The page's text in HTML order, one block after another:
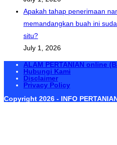
Apakah tahap penerimaan
memandangkan buah ini
situ?
July 1, 2026
ALAM PERTANIAN online
Hubungi Kami
Disclaimer
Privacy Policy
Copyright 2026 - INFO